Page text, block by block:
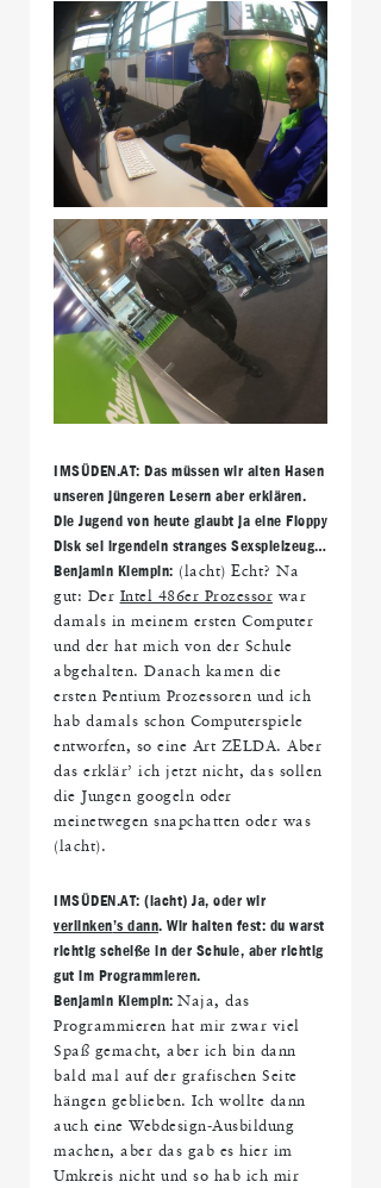
IMSÜDEN.AT: Das müssen wir alten Hasen
unseren j üngeren Lesern aber erkl ären.
Die Jugend von heute glaubt ja eine Floppy
Disk sei irgendein stranges Sexspielzeug…
Benjamin Klempin: (lacht) Echt? Na
gut: Der Intel 486er Prozessor war
damals in meinem ersten Computer
und der hat mich von der Schule
abgehalten. Danach kamen die
ersten Pentium Prozessoren und ich
hab damals schon Computerspiele
entworfen, so eine Art ZELDA. Aber
das erklär’ ich jetzt nicht, das sollen
die Jungen googeln oder
meinetwegen snapchatten oder was
(lacht).
IMSÜDEN.AT: (lacht) Ja, oder wir
verlinken’s dann. Wir halten fest: du warst
richtig schei ße in der Schule, aber richtig
gut im Programmieren.
Benjamin Klempin: Naja, das
Programmieren hat mir zwar viel
Spaß gemacht, aber ich bin dann
bald mal auf der grafischen Seite
hängen geblieben. Ich wollte dann
auch eine Webdesign-Ausbildung
machen, aber das gab es hier im
Umkreis nicht und so hab ich mir